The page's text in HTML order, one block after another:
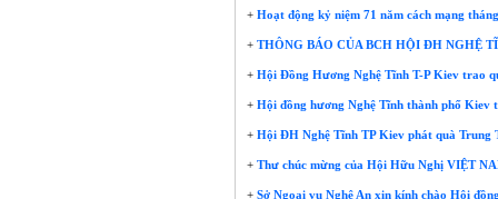
+ Hoạt động kỷ niệm 71 năm cách mạng
+ THÔNG BÁO CỦA BCH HỘI ĐH NGHỆ
+ Hội Đồng Hương Nghệ Tĩnh T-P Kiev trao
+ Hội đồng hương Nghệ Tĩnh thành phố Kiev
+ Hội ĐH Nghệ Tĩnh TP Kiev phát quà Trung
+ Thư chúc mừng của Hội Hữu Nghị VIỆT
+ Sở Ngoại vụ Nghệ An xin kính chào Hội